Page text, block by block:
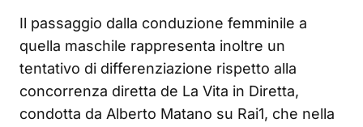
Il passaggio dalla conduzione femminile a
quella maschile rappresenta inoltre un
tentativo di differenziazione rispetto alla
concorrenza diretta de La Vita in Diretta,
condotta da Alberto Matano su Rai1, che nella